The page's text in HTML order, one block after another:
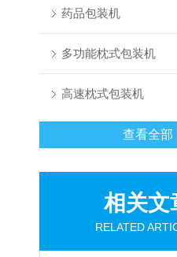
药品包装机
多功能枕式包装机
高速枕式包装机
查看全部
相关文
RELATED